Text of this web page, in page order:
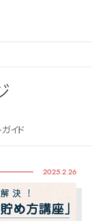
イド
2025.2.26